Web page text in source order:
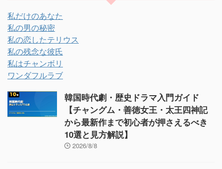
私だけのあなた
私の男の秘密
私の恋したテリウス
私の残念な彼氏
私はチャンボリ
ワンダフルラブ
韓国時代劇・歴史ドラマ入門ガイド
【チャングム・善徳女王・太王四神記
から最新作まで初心者が押さえるべき
10選と見方解説】
2026/8/8